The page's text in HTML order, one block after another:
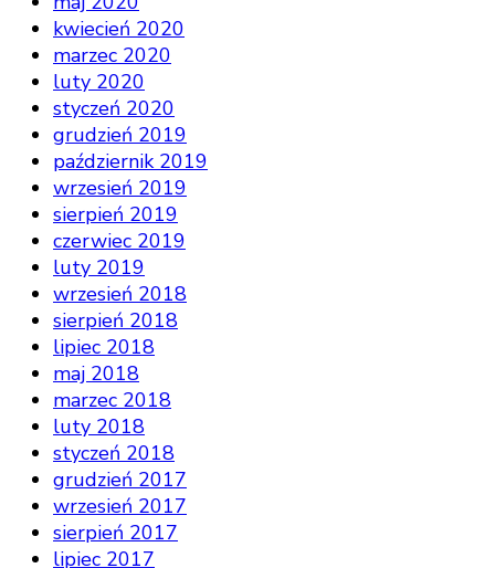
kwiecień 2020
marzec 2020
luty 2020
styczeń 2020
grudzień 2019
październik 2019
wrzesień 2019
sierpień 2019
czerwiec 2019
luty 2019
wrzesień 2018
sierpień 2018
lipiec 2018
maj 2018
marzec 2018
luty 2018
styczeń 2018
grudzień 2017
wrzesień 2017
sierpień 2017
lipiec 2017